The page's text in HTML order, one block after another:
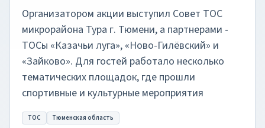
Организатором акции выступил Совет ТОС
микрорайона Тура г. Тюмени, а партнерами -
ТОСы «Казачьи луга», «Ново-Гилёвский» и
«Зайково». Для гостей работало несколько
тематических площадок, где прошли
спортивные и культурные мероприятия
ТОС Тюменская область